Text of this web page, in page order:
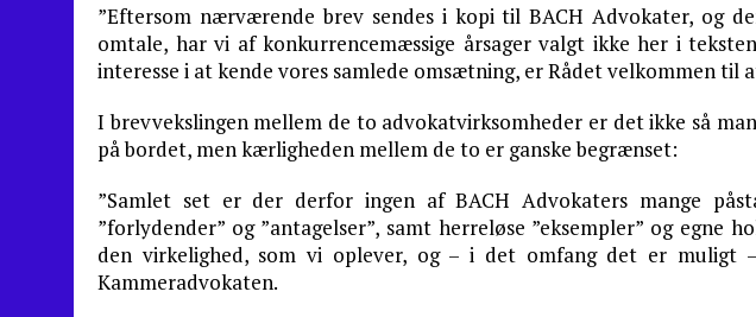
”Eftersom nærværende brev sendes i kopi til BACH Advokater, og
omtale, har vi af konkurrencemæssige årsager valgt ikke her i
interesse i at kende vores samlede omsætning, er Rådet velkommen til
I brevvekslingen mellem de to advokatvirksomheder er det ikke så
på bordet, men kærligheden mellem de to er ganske begrænset:
”Samlet set er der derfor ingen af BACH Advokaters mange
”forlydender” og ”antagelser”, samt herreløse ”eksempler” og egne
den virkelighed, som vi oplever, og – i det omfang det er muligt
Kammeradvokaten.